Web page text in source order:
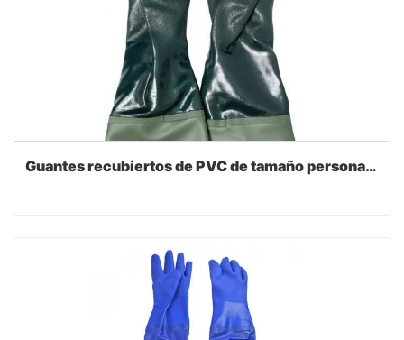
Guantes recubiertos de PVC de tamaño personalizable